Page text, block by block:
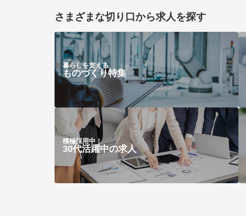
さまざまな切り口から求人を探す
暮らしを支える
ものづくり特集
積極採用中！
30代活躍中の求人